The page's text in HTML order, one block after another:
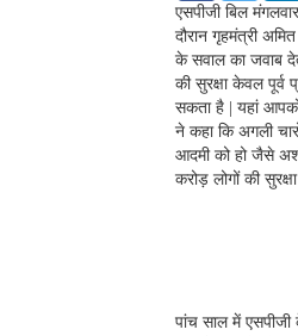
c
e
b
o
o
k
i
e
r
एसपीजी बिल
दौरान गृहमंत्री
के सवाल का जवाब
की सुरक्षा केवल पूर्व
सकता है | यहां
ने कहा कि अगली
आदमी को हो जैसे
करोड़ लोगों की
पांच साल में एसपीजी